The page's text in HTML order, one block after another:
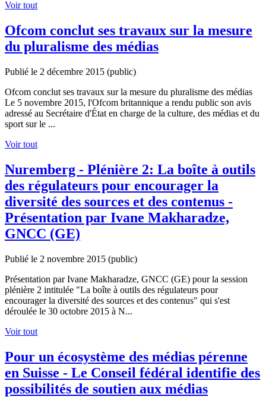
Voir tout
Ofcom conclut ses travaux sur la mesure
du pluralisme des médias
Publié le 2 décembre 2015 (public)
Ofcom conclut ses travaux sur la mesure du pluralisme des médias
Le 5 novembre 2015, l'Ofcom britannique a rendu public son avis
adressé au Secrétaire d'État en charge de la culture, des médias et du
sport sur le ...
Voir tout
Nuremberg - Plénière 2: La boîte à outils
des régulateurs pour encourager la
diversité des sources et des contenus -
Présentation par Ivane Makharadze,
GNCC (GE)
Publié le 2 novembre 2015 (public)
Présentation par Ivane Makharadze, GNCC (GE) pour la session
plénière 2 intitulée "La boîte à outils des régulateurs pour
encourager la diversité des sources et des contenus" qui s'est
déroulée le 30 octobre 2015 à N...
Voir tout
Pour un écosystème des médias pérenne
en Suisse - Le Conseil fédéral identifie des
possibilités de soutien aux médias